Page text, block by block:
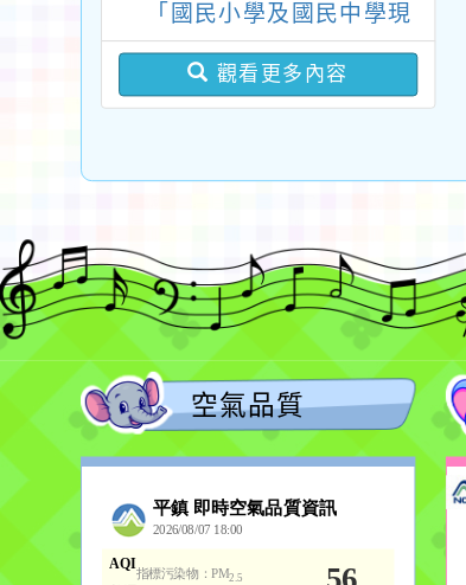
惠予轉知並鼓勵所屬教師
及教學支援工作人員踴躍
「國民小學及國民中學現
職教師完成臺灣台語/客
語中高級以上語言能力認
觀看更多內容
空氣品質